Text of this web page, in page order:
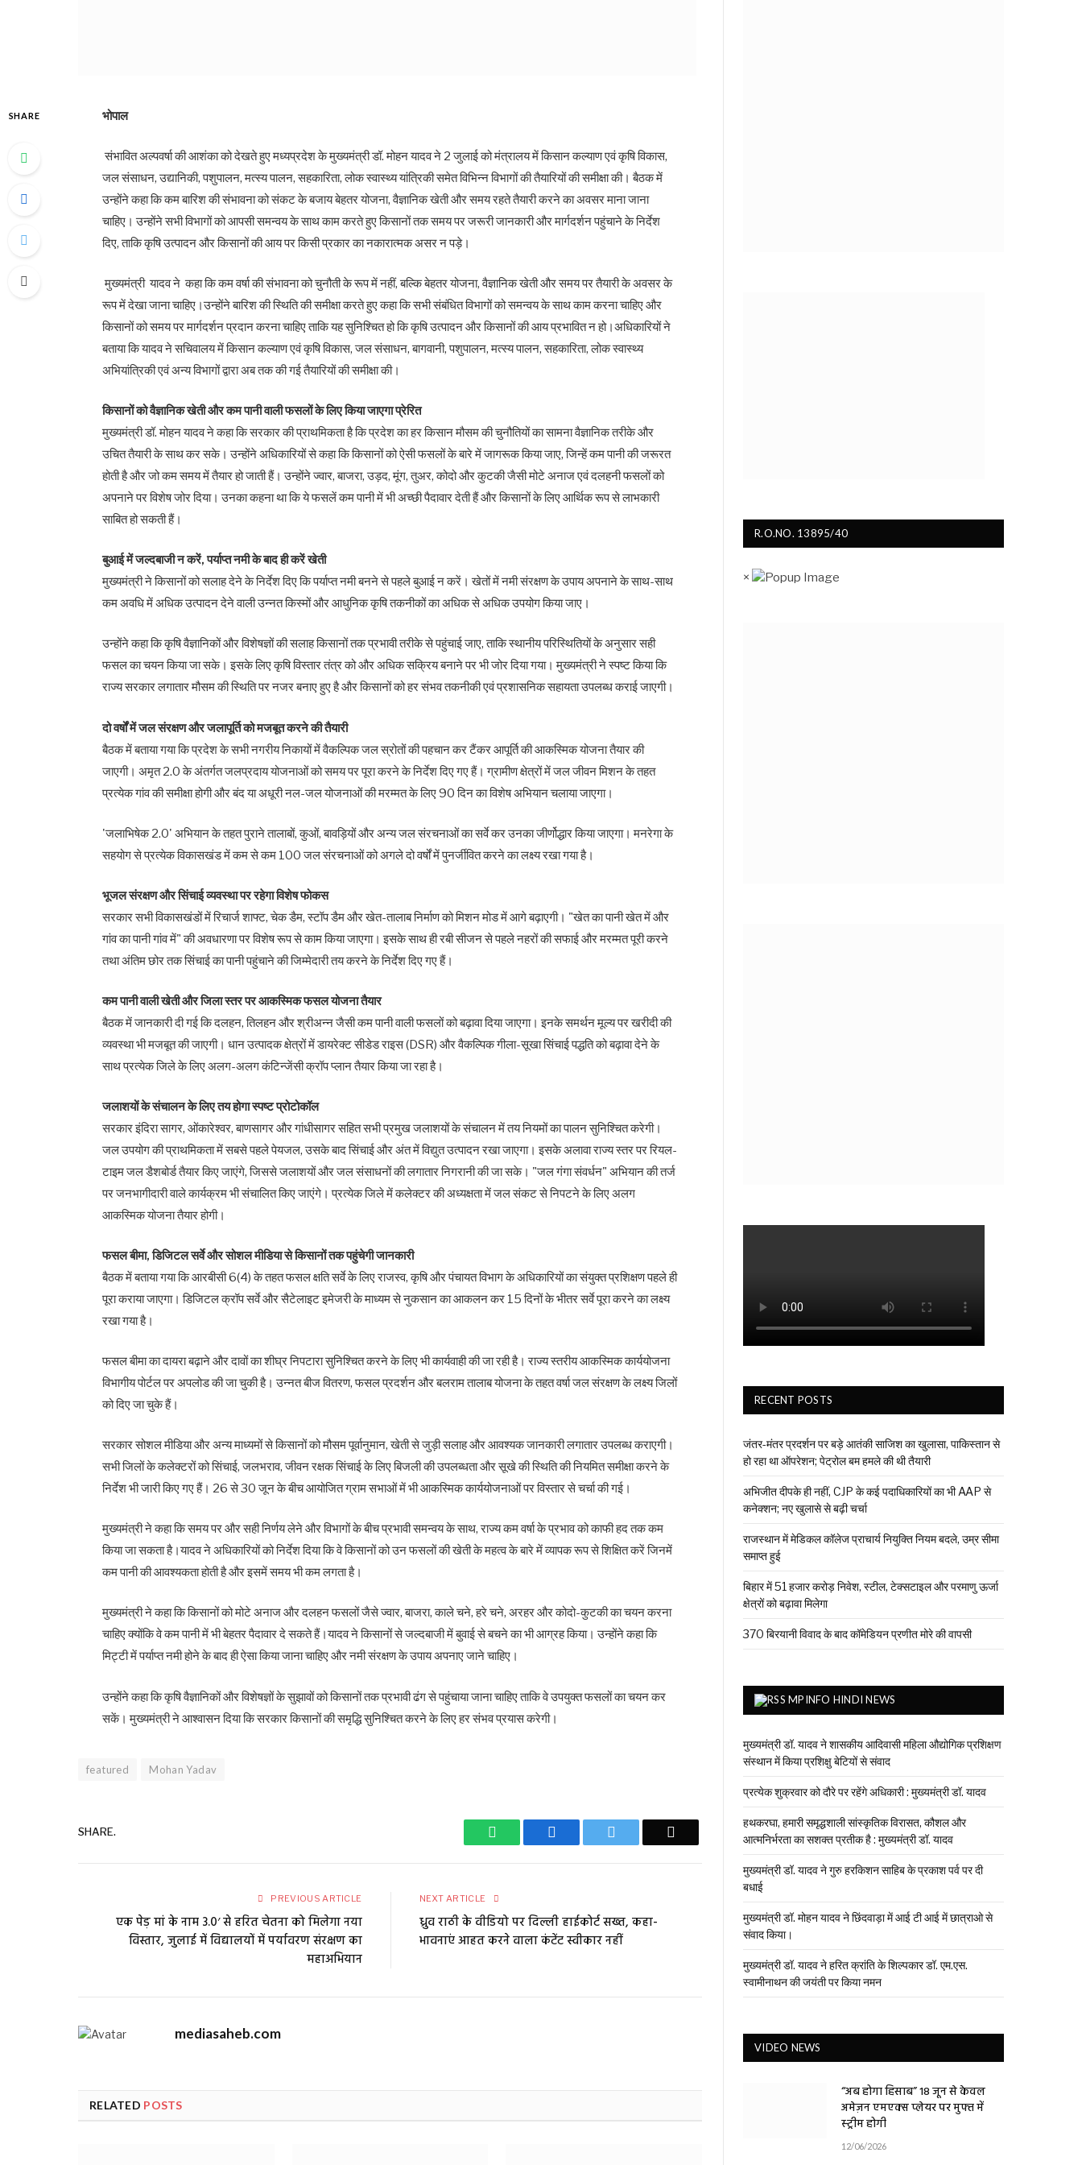
SHARE भोपाल
संभावित अल्पवर्षा की आशंका को देखते हुए मध्यप्रदेश के मुख्यमंत्री डॉ. मोहन यादव ने 2 जुलाई को मंत्रालय में किसान कल्याण एवं कृषि विकास,
जल संसाधन, उद्यानिकी, पशुपालन, मत्स्य पालन, सहकारिता, लोक स्वास्थ्य यांत्रिकी समेत विभिन्न विभागों की तैयारियों की समीक्षा की। बैठक में
उन्होंने कहा कि कम बारिश की संभावना को संकट के बजाय बेहतर योजना, वैज्ञानिक खेती और समय रहते तैयारी करने का अवसर माना जाना
चाहिए। उन्होंने सभी विभागों को आपसी समन्वय के साथ काम करते हुए किसानों तक समय पर जरूरी जानकारी और मार्गदर्शन पहुंचाने के निर्देश
दिए, ताकि कृषि उत्पादन और किसानों की आय पर किसी प्रकार का नकारात्मक असर न पड़े।
मुख्यमंत्री यादव ने कहा कि कम वर्षा की संभावना को चुनौती के रूप में नहीं, बल्कि बेहतर योजना, वैज्ञानिक खेती और समय पर तैयारी के अवसर के
रूप में देखा जाना चाहिए।उन्होंने बारिश की स्थिति की समीक्षा करते हुए कहा कि सभी संबंधित विभागों को समन्वय के साथ काम करना चाहिए और
किसानों को समय पर मार्गदर्शन प्रदान करना चाहिए ताकि यह सुनिश्चित हो कि कृषि उत्पादन और किसानों की आय प्रभावित न हो।अधिकारियों ने
बताया कि यादव ने सचिवालय में किसान कल्याण एवं कृषि विकास, जल संसाधन, बागवानी, पशुपालन, मत्स्य पालन, सहकारिता, लोक स्वास्थ्य
अभियांत्रिकी एवं अन्य विभागों द्वारा अब तक की गई तैयारियों की समीक्षा की।
किसानों को वैज्ञानिक खेती और कम पानी वाली फसलों के लिए किया जाएगा प्रेरित
मुख्यमंत्री डॉ. मोहन यादव ने कहा कि सरकार की प्राथमिकता है कि प्रदेश का हर किसान मौसम की चुनौतियों का सामना वैज्ञानिक तरीके और
उचित तैयारी के साथ कर सके। उन्होंने अधिकारियों से कहा कि किसानों को ऐसी फसलों के बारे में जागरूक किया जाए, जिन्हें कम पानी की जरूरत
होती है और जो कम समय में तैयार हो जाती हैं। उन्होंने ज्वार, बाजरा, उड़द, मूंग, तुअर, कोदो और कुटकी जैसी मोटे अनाज एवं दलहनी फसलों को
अपनाने पर विशेष जोर दिया। उनका कहना था कि ये फसलें कम पानी में भी अच्छी पैदावार देती हैं और किसानों के लिए आर्थिक रूप से लाभकारी
साबित हो सकती हैं।
बुआई में जल्दबाजी न करें, पर्याप्त नमी के बाद ही करें खेती
मुख्यमंत्री ने किसानों को सलाह देने के निर्देश दिए कि पर्याप्त नमी बनने से पहले बुआई न करें। खेतों में नमी संरक्षण के उपाय अपनाने के साथ-साथ
कम अवधि में अधिक उत्पादन देने वाली उन्नत किस्मों और आधुनिक कृषि तकनीकों का अधिक से अधिक उपयोग किया जाए।
उन्होंने कहा कि कृषि वैज्ञानिकों और विशेषज्ञों की सलाह किसानों तक प्रभावी तरीके से पहुंचाई जाए, ताकि स्थानीय परिस्थितियों के अनुसार सही
फसल का चयन किया जा सके। इसके लिए कृषि विस्तार तंत्र को और अधिक सक्रिय बनाने पर भी जोर दिया गया। मुख्यमंत्री ने स्पष्ट किया कि
राज्य सरकार लगातार मौसम की स्थिति पर नजर बनाए हुए है और किसानों को हर संभव तकनीकी एवं प्रशासनिक सहायता उपलब्ध कराई जाएगी।
दो वर्षों में जल संरक्षण और जलापूर्ति को मजबूत करने की तैयारी
बैठक में बताया गया कि प्रदेश के सभी नगरीय निकायों में वैकल्पिक जल स्रोतों की पहचान कर टैंकर आपूर्ति की आकस्मिक योजना तैयार की
जाएगी। अमृत 2.0 के अंतर्गत जलप्रदाय योजनाओं को समय पर पूरा करने के निर्देश दिए गए हैं। ग्रामीण क्षेत्रों में जल जीवन मिशन के तहत
प्रत्येक गांव की समीक्षा होगी और बंद या अधूरी नल-जल योजनाओं की मरम्मत के लिए 90 दिन का विशेष अभियान चलाया जाएगा।
'जलाभिषेक 2.0' अभियान के तहत पुराने तालाबों, कुओं, बावड़ियों और अन्य जल संरचनाओं का सर्वे कर उनका जीर्णोद्धार किया जाएगा। मनरेगा के
सहयोग से प्रत्येक विकासखंड में कम से कम 100 जल संरचनाओं को अगले दो वर्षों में पुनर्जीवित करने का लक्ष्य रखा गया है।
भूजल संरक्षण और सिंचाई व्यवस्था पर रहेगा विशेष फोकस
सरकार सभी विकासखंडों में रिचार्ज शाफ्ट, चेक डैम, स्टॉप डैम और खेत-तालाब निर्माण को मिशन मोड में आगे बढ़ाएगी। "खेत का पानी खेत में और
गांव का पानी गांव में" की अवधारणा पर विशेष रूप से काम किया जाएगा। इसके साथ ही रबी सीजन से पहले नहरों की सफाई और मरम्मत पूरी करने
तथा अंतिम छोर तक सिंचाई का पानी पहुंचाने की जिम्मेदारी तय करने के निर्देश दिए गए हैं।
कम पानी वाली खेती और जिला स्तर पर आकस्मिक फसल योजना तैयार
बैठक में जानकारी दी गई कि दलहन, तिलहन और श्रीअन्न जैसी कम पानी वाली फसलों को बढ़ावा दिया जाएगा। इनके समर्थन मूल्य पर खरीदी की
व्यवस्था भी मजबूत की जाएगी। धान उत्पादक क्षेत्रों में डायरेक्ट सीडेड राइस (DSR) और वैकल्पिक गीला-सूखा सिंचाई पद्धति को बढ़ावा देने के
साथ प्रत्येक जिले के लिए अलग-अलग कंटिन्जेंसी क्रॉप प्लान तैयार किया जा रहा है।
जलाशयों के संचालन के लिए तय होगा स्पष्ट प्रोटोकॉल
सरकार इंदिरा सागर, ओंकारेश्वर, बाणसागर और गांधीसागर सहित सभी प्रमुख जलाशयों के संचालन में तय नियमों का पालन सुनिश्चित करेगी।
जल उपयोग की प्राथमिकता में सबसे पहले पेयजल, उसके बाद सिंचाई और अंत में विद्युत उत्पादन रखा जाएगा। इसके अलावा राज्य स्तर पर रियल-
टाइम जल डैशबोर्ड तैयार किए जाएंगे, जिससे जलाशयों और जल संसाधनों की लगातार निगरानी की जा सके। "जल गंगा संवर्धन" अभियान की तर्ज
पर जनभागीदारी वाले कार्यक्रम भी संचालित किए जाएंगे। प्रत्येक जिले में कलेक्टर की अध्यक्षता में जल संकट से निपटने के लिए अलग
आकस्मिक योजना तैयार होगी।
फसल बीमा, डिजिटल सर्वे और सोशल मीडिया से किसानों तक पहुंचेगी जानकारी
बैठक में बताया गया कि आरबीसी 6(4) के तहत फसल क्षति सर्वे के लिए राजस्व, कृषि और पंचायत विभाग के अधिकारियों का संयुक्त प्रशिक्षण पहले ही
पूरा कराया जाएगा। डिजिटल क्रॉप सर्वे और सैटेलाइट इमेजरी के माध्यम से नुकसान का आकलन कर 15 दिनों के भीतर सर्वे पूरा करने का लक्ष्य
रखा गया है।
फसल बीमा का दायरा बढ़ाने और दावों का शीघ्र निपटारा सुनिश्चित करने के लिए भी कार्यवाही की जा रही है। राज्य स्तरीय आकस्मिक कार्ययोजना
विभागीय पोर्टल पर अपलोड की जा चुकी है। उन्नत बीज वितरण, फसल प्रदर्शन और बलराम तालाब योजना के तहत वर्षा जल संरक्षण के लक्ष्य जिलों
को दिए जा चुके हैं।
सरकार सोशल मीडिया और अन्य माध्यमों से किसानों को मौसम पूर्वानुमान, खेती से जुड़ी सलाह और आवश्यक जानकारी लगातार उपलब्ध कराएगी।
सभी जिलों के कलेक्टरों को सिंचाई, जलभराव, जीवन रक्षक सिंचाई के लिए बिजली की उपलब्धता और सूखे की स्थिति की नियमित समीक्षा करने के
निर्देश भी जारी किए गए हैं। 26 से 30 जून के बीच आयोजित ग्राम सभाओं में भी आकस्मिक कार्ययोजनाओं पर विस्तार से चर्चा की गई।
मुख्यमंत्री ने कहा कि समय पर और सही निर्णय लेने और विभागों के बीच प्रभावी समन्वय के साथ, राज्य कम वर्षा के प्रभाव को काफी हद तक कम
किया जा सकता है।यादव ने अधिकारियों को निर्देश दिया कि वे किसानों को उन फसलों की खेती के महत्व के बारे में व्यापक रूप से शिक्षित करें जिनमें
कम पानी की आवश्यकता होती है और इसमें समय भी कम लगता है।
मुख्यमंत्री ने कहा कि किसानों को मोटे अनाज और दलहन फसलों जैसे ज्वार, बाजरा, काले चने, हरे चने, अरहर और कोदो-कुटकी का चयन करना
चाहिए क्योंकि वे कम पानी में भी बेहतर पैदावार दे सकते हैं।यादव ने किसानों से जल्दबाजी में बुवाई से बचने का भी आग्रह किया। उन्होंने कहा कि
मिट्टी में पर्याप्त नमी होने के बाद ही ऐसा किया जाना चाहिए और नमी संरक्षण के उपाय अपनाए जाने चाहिए।
उन्होंने कहा कि कृषि वैज्ञानिकों और विशेषज्ञों के सुझावों को किसानों तक प्रभावी ढंग से पहुंचाया जाना चाहिए ताकि वे उपयुक्त फसलों का चयन कर
सकें। मुख्यमंत्री ने आश्वासन दिया कि सरकार किसानों की समृद्धि सुनिश्चित करने के लिए हर संभव प्रयास करेगी।
featured Mohan Yadav
SHARE. WhatsApp Facebook
PREVIOUS ARTICLE
एक पेड़ मां के नाम 3.0′ से हरित चेतना को मिलेगा नया
विस्तार, जुलाई में विद्यालयों में पर्यावरण संरक्षण का
महाअभियान
NEXT ARTICLE
ध्रुव राठी के वीडियो पर दिल्ली हाईकोर्ट सख्त, कहा-
भावनाएं आहत करने वाला कंटेंट स्वीकार नहीं
mediasaheb.com
RELATED POSTS
R.O.NO. 13895/40
×
RECENT POSTS
जंतर-मंतर प्रदर्शन पर बड़े आतंकी साजिश का खुलासा, पाकिस्तान से
हो रहा था ऑपरेशन; पेट्रोल बम हमले की थी तैयारी
अभिजीत दीपके ही नहीं, CJP के कई पदाधिकारियों का भी AAP से
कनेक्शन; नए खुलासे से बढ़ी चर्चा
राजस्थान में मेडिकल कॉलेज प्राचार्य नियुक्ति नियम बदले, उम्र सीमा
समाप्त हुई
बिहार में 51 हजार करोड़ निवेश, स्टील, टेक्सटाइल और परमाणु ऊर्जा
क्षेत्रों को बढ़ावा मिलेगा
₹370 बिरयानी विवाद के बाद कॉमेडियन प्रणीत मोरे की वापसी
MPINFO HINDI NEWS
मुख्यमंत्री डॉ. यादव ने शासकीय आदिवासी महिला औद्योगिक प्रशिक्षण
संस्थान में किया प्रशिक्षु बेटियों से संवाद
प्रत्येक शुक्रवार को दौरे पर रहेंगे अधिकारी : मुख्यमंत्री डॉ. यादव
हथकरघा, हमारी समृद्धशाली सांस्कृतिक विरासत, कौशल और
आत्मनिर्भरता का सशक्त प्रतीक है : मुख्यमंत्री डॉ. यादव
मुख्यमंत्री डॉ. यादव ने गुरु हरकिशन साहिब के प्रकाश पर्व पर दी
बधाई
मुख्यमंत्री डॉ. मोहन यादव ने छिंदवाड़ा में आई टी आई में छात्राओ से
संवाद किया।
मुख्यमंत्री डॉ. यादव ने हरित क्रांति के शिल्पकार डॉ. एम.एस.
स्वामीनाथन की जयंती पर किया नमन
VIDEO NEWS
“अब होगा हिसाब” 18 जून से केवल
अमेज़न एमएक्स प्लेयर पर मुफ्त में
स्ट्रीम होगी
12/06/2026